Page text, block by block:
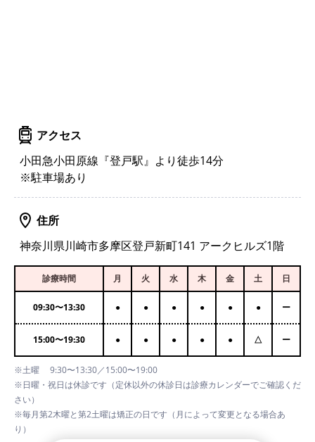
アクセス
小田急小田原線『登戸駅』より徒歩14分
※駐車場あり
住所
神奈川県川崎市多摩区登戸新町141 アークヒルズ1階
診療時間 月 火 水 木 金 土 日
09:30〜13:30 ● ● ● ● ● ● ー
15:00〜19:30 ● ● ● ● ● △ ー
※土曜 9:30〜13:30／15:00〜19:00
※日曜・祝日は休診です（定休以外の休診日は診療カレンダーでご確認くだ
さい）
※毎月第2木曜と第2土曜は矯正の日です（月によって変更となる場合あ
り）